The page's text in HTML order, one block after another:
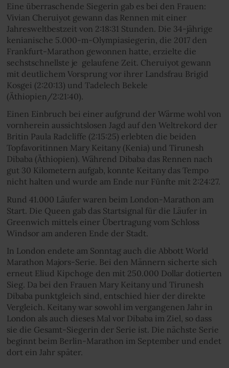
Eine überraschende Siegerin gab es bei den Frauen:
Vivian Cheruiyot gewann das Rennen mit einer
Jahresweltbestzeit von 2:18:31 Stunden. Die 34-jährige
kenianische 5.000-m-Olympiasiegerin, die 2017 den
Frankfurt-Marathon gewonnen hatte, erzielte die
sechstschnellste je gelaufene Zeit. Cheruiyot gewann
mit deutlichem Vorsprung vor ihrer Landsfrau Brigid
Kosgei (2:20:13) und Tadelech Bekele
(Äthiopien/2:21:40).
Einen Einbruch bei einer aufgrund der Wärme wohl von
vornherein aussichtslosen Jagd auf den Weltrekord der
Britin Paula Radcliffe (2:15:25) erlebten die beiden
Topfavoritinnen Mary Keitany (Kenia) und Tirunesh
Dibaba (Äthiopien). Während Dibaba das Rennen nach
gut 30 Kilometern aufgab, konnte Keitany das Tempo
nicht halten und wurde am Ende nur Fünfte mit 2:24:27.
Rund 41.000 Läufer waren beim London-Marathon am
Start. Die Queen gab das Startsignal für die Läufer in
Greenwich mittels einer Übertragung vom Schloss
Windsor am anderen Ende der Stadt.
In London endete am Sonntag auch die Abbott World
Marathon Majors-Serie. Bei den Männern sicherte sich
erneut Eliud Kipchoge den mit 250.000 Dollar dotierten
Sieg. Da bei den Frauen Mary Keitany und Tirunesh
Dibaba punktgleich sind, entschied hier der direkte
Vergleich. Keitany war sowohl im vergangenen Jahr in
London als auch dieses Mal vor Dibaba im Ziel, so dass
sie die Gesamt-Siegerin der Serie ist. Die nächste Serie
beginnt beim Berlin-Marathon im September und endet
dort ein Jahr später.